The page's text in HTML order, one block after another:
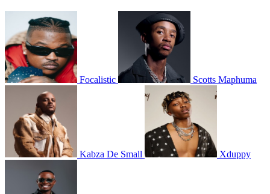
Focalistic Scotts Maphuma
Kabza De Small Xduppy